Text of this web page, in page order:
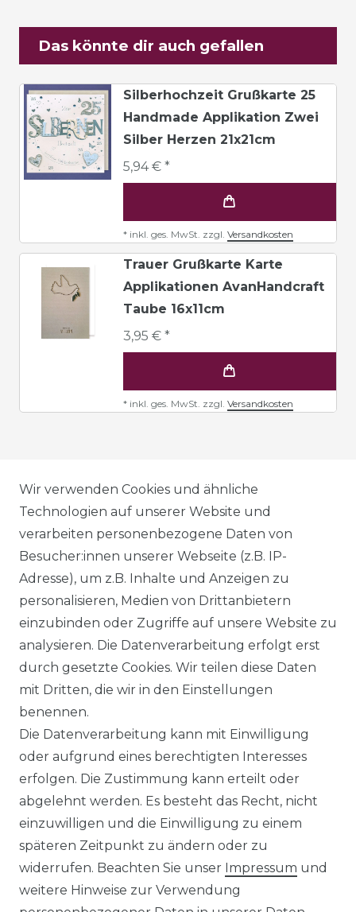
Das könnte dir auch gefallen
Silberhochzeit Grußkarte 25
Handmade Applikation Zwei
Silber Herzen 21x21cm
5,94 € *
* inkl. ges. MwSt. zzgl. Versandkosten
Trauer Grußkarte Karte
Applikationen AvanHandcraft
Taube 16x11cm
3,95 € *
* inkl. ges. MwSt. zzgl. Versandkosten
AGB
DATENSCHUTZERKLÄRUNG
WIDERRUFSRECHT
IMPRESSUM
KONTAKT
Unsere Zahlungsmöglichkeiten
Wir versenden mit
Wir verwenden Cookies und ähnliche
Technologien auf unserer Website und
verarbeiten personenbezogene Daten von
Besucher:innen unserer Webseite (z.B. IP-
Adresse), um z.B. Inhalte und Anzeigen zu
personalisieren, Medien von Drittanbietern
einzubinden oder Zugriffe auf unsere Website zu
analysieren. Die Datenverarbeitung erfolgt erst
durch gesetzte Cookies. Wir teilen diese Daten
mit Dritten, die wir in den Einstellungen
benennen.
Die Datenverarbeitung kann mit Einwilligung
oder aufgrund eines berechtigten Interesses
erfolgen. Die Zustimmung kann erteilt oder
abgelehnt werden. Es besteht das Recht, nicht
einzuwilligen und die Einwilligung zu einem
späteren Zeitpunkt zu ändern oder zu
widerrufen. Beachten Sie unser Impressum und
weitere Hinweise zur Verwendung